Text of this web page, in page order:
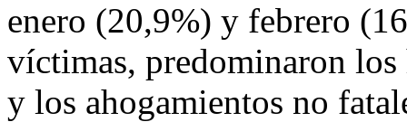
enero (20,9%) y febrero
víctimas, predominaron los
y los ahogamientos no